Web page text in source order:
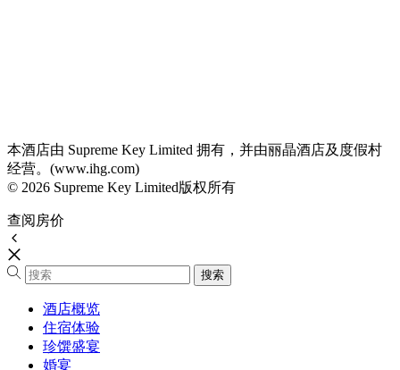
本酒店由 Supreme Key Limited 拥有，并由丽晶酒店及度假村
经营。(www.ihg.com)
© 2026 Supreme Key Limited版权所有
查阅房价
酒店概览
住宿体验
珍馔盛宴
婚宴